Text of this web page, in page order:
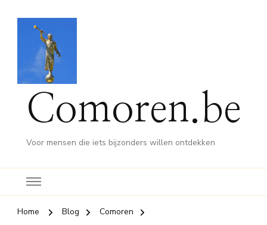
Comoren.be
Voor mensen die iets bijzonders willen ontdekken
Home Blog
Comoren